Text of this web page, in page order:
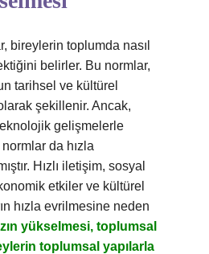
bireylerin toplumda nasıl
belirler. Bu normlar,
tarihsel ve kültürel
şekillenir. Ancak,
gelişmelerle
da hızla
Hızlı iletişim, sosyal
etkiler ve kültürel
hızla evrilmesine neden
yükselmesi, toplumsal
toplumsal yapılarla